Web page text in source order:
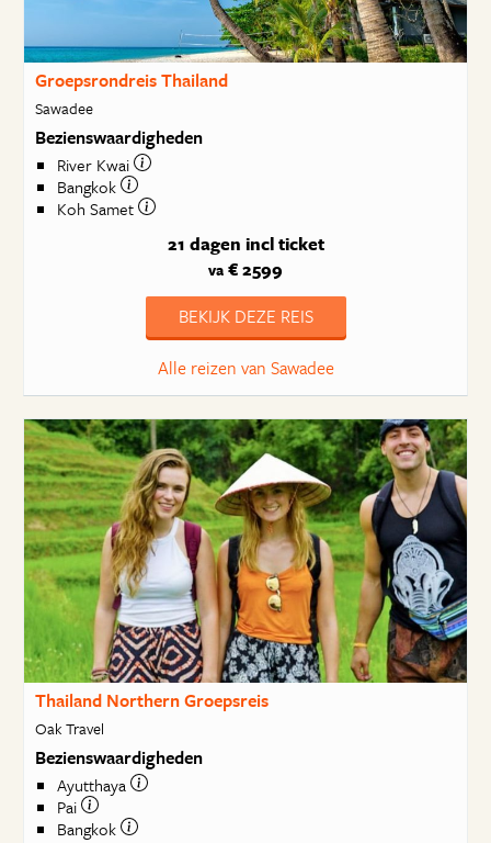
Groepsrondreis Thailand
Sawadee
Bezienswaardigheden
River Kwai
Bangkok
Koh Samet
21 dagen incl ticket
va € 2599
BEKIJK DEZE REIS
Alle reizen van Sawadee
Thailand Northern Groepsreis
Oak Travel
Bezienswaardigheden
Ayutthaya
Pai
Bangkok